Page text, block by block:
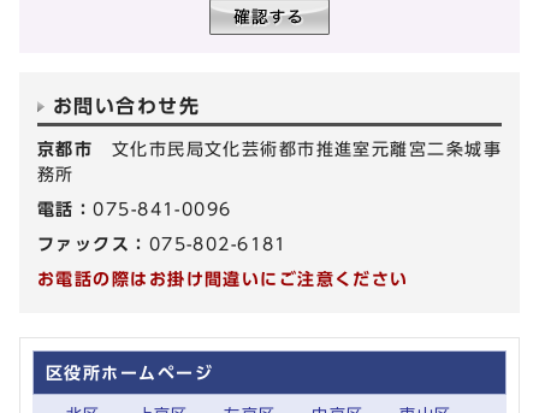
お問い合わせ先
京都市 文化市民局文化芸術都市推進室元離宮二条城事
務所
電話：075-841-0096
ファックス： 075-802-6181
お電話の際はお掛け間違いにご注意ください
区役所ホームページ